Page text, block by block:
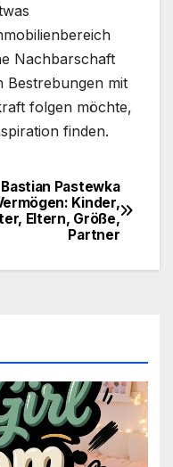
Nachbarschaft
Bestrebungen mit
folgen möchte,
finden.
Bastian Pastewka
Kinder,
Eltern, Größe,
Partner